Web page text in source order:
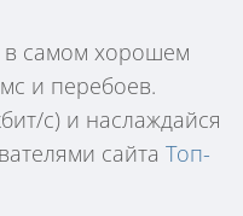
в самом хорошем
и перебоев.
с) и наслаждайся
сайта Топ-